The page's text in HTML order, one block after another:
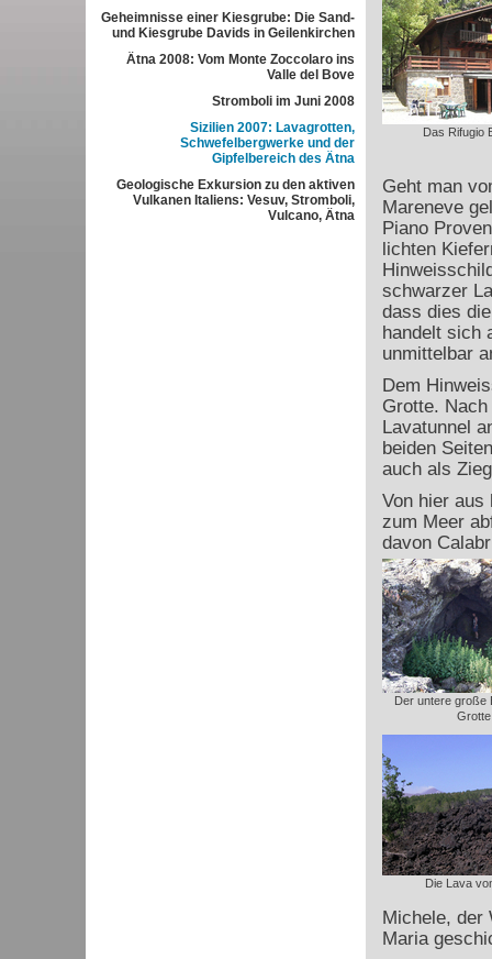
Geheimnisse einer Kiesgrube: Die Sand-
und Kiesgrube Davids in Geilenkirchen
Ätna 2008: Vom Monte Zoccolaro ins
Valle del Bove
Stromboli im Juni 2008
Sizilien 2007: Lavagrotten,
Schwefelbergwerke und der
Gipfelbereich des Ätna
Geologische Exkursion zu den aktiven
Vulkanen Italiens: Vesuv, Stromboli,
Vulcano, Ätna
Das Rifugio
Geht man
Mareneve
Piano
lichten
schwarzer
dass dies
handelt sich
unmittelbar
Dem
Grotte.
Lavatunnel
beiden
auch als
Von hier aus
zum Meer
davon
Der untere große
Grotte
Die Lava
Michele, der
Maria